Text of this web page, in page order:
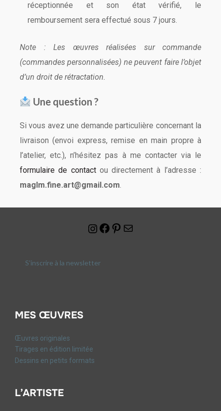
réceptionnée et son état vérifié, le
remboursement sera effectué sous 7 jours.
Note : Les œuvres réalisées sur commande
(commandes personnalisées) ne peuvent faire l’objet
d’un droit de rétractation.
Une question ?
Si vous avez une demande particulière concernant la
livraison (envoi express, remise en main propre à
l’atelier, etc.), n’hésitez pas à me contacter via le
formulaire de contactou directement à l’adresse :
maglm.fine.art@gmail.com.
S'inscrire à la newsletter
MES ŒUVRES
Œuvres originales
Tirages en édition limitée
Dessins en petits formats
L’ARTISTE